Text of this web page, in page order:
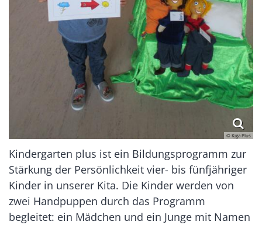
© Kiga Plus
Kindergarten plus ist ein Bildungsprogramm zur
Stärkung der Persönlichkeit vier- bis fünfjähriger
Kinder in unserer Kita. Die Kinder werden von
zwei Handpuppen durch das Programm
begleitet: ein Mädchen und ein Junge mit Namen